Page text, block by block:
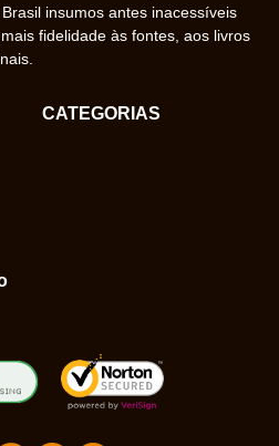
insumos antes inacessíveis
fidelidade às fontes, aos livros
CATEGORIAS